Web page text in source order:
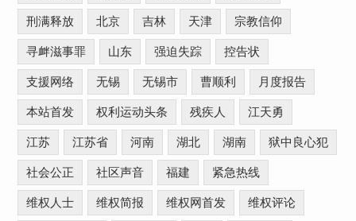
刑满释放 北京 吉林 天津 宗教信仰
寻衅滋事罪 山东 强迫失踪 控告状
支援网络 无锡 无锡市 曹顺利 月度报告
本站首发 权利运动头条 残疾人 江天勇
江苏 江苏省 河南 湖北 湖南 狱中良心犯
社会公正 社区声音 福建 紧急热线
维权人士 维权简报 维权网首发 维权评论